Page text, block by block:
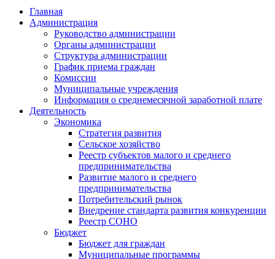
Главная
Администрация
Руководство администрации
Органы администрации
Структура администрации
График приема граждан
Комиссии
Муниципальные учреждения
Информация о среднемесячной заработной плате
Деятельность
Экономика
Стратегия развития
Сельское хозяйство
Реестр субъектов малого и среднего
предпринимательства
Развитие малого и среднего
предпринимательства
Потребительский рынок
Внедрение стандарта развития конкуренции
Реестр СОНО
Бюджет
Бюджет для граждан
Муниципальные программы